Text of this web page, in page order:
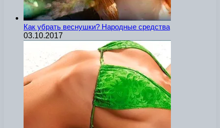
Как убрать веснушки? Народные средства
03.10.2017